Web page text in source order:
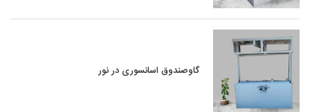
گاوصندوق اسانسوری در نور